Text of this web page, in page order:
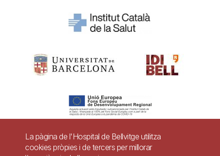
La pàgina de l'Hospital de Bellvitge utilitza
cookies pròpies i de tercers per millorar